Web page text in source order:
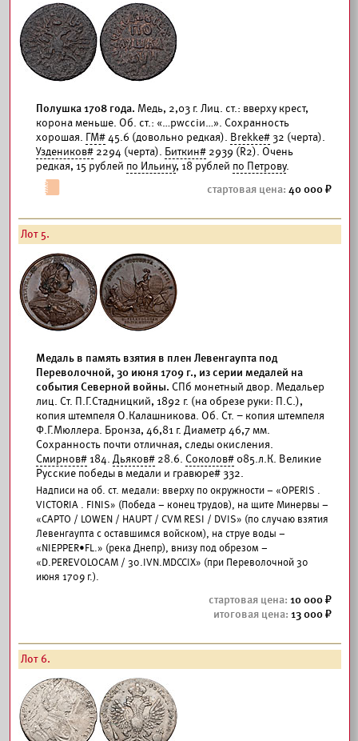
Полушка 1708 года. Медь, 2,03 г. Лиц. ст.: вверху крест,
корона меньше. Об. ст.: «…рwссiи…». Сохранность
хорошая. ГМ#45.6 (довольно редкая). Brekke#32 (черта).
Уздеников# 2294 (черта). Биткин# 2939 (R2). Очень
редкая, 15 рублей по Ильину, 18 рублей по Петрову.
40 000
Лот 5.
Медаль в память взятия в плен Левенгаупта под
Переволочной, 30 июня 1709 г., из серии медалей на
события Северной войны. СПб монетный двор. Медальер
лиц. Ст. П.Г.Стадницкий, 1892 г. (на обрезе руки: П.С.),
копия штемпеля О.Калашникова. Об. Ст. – копия штемпеля
Ф.Г.Мюллера. Бронза, 46,81 г. Диаметр 46,7 мм.
Сохранность почти отличная, следы окисления.
Смирнов# 184. Дьяков# 28.6. Соколов# 085.л.К. Великие
Русские победы в медали и гравюре# 332.
Надписи на об. ст. медали: вверху по окружности – «OPERIS .
VICTORIA . FINIS» (Победа – конец трудов), на щите Минервы –
«CAPTO / LOWEN / HAUPT / CVM RESI / DVIS» (по случаю взятия
Левенгаупта с оставшимся войском), на струе воды –
«NIEPPER•FL.» (река Днепр), внизу под обрезом –
«D.PEREVOLOCAM / 30.IVN.MDCCIX» (при Переволочной 30
июня 1709 г.).
10 000
13 000
Лот 6.